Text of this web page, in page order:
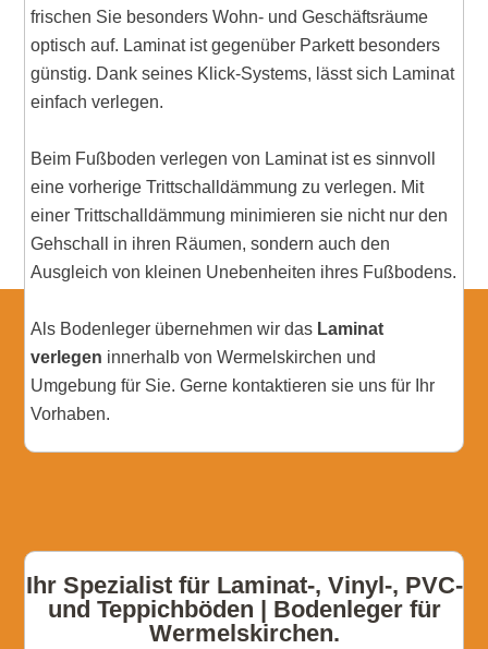
frischen Sie besonders Wohn- und Geschäftsräume
optisch auf. Laminat ist gegenüber Parkett besonders
günstig. Dank seines Klick-Systems, lässt sich Laminat
einfach verlegen.
Beim Fußboden verlegen von Laminat ist es sinnvoll
eine vorherige Trittschalldämmung zu verlegen. Mit
einer Trittschalldämmung minimieren sie nicht nur den
Gehschall in ihren Räumen, sondern auch den
Ausgleich von kleinen Unebenheiten ihres Fußbodens.
Als Bodenleger übernehmen wir das Laminat
verlegen innerhalb von Wermelskirchen und
Umgebung für Sie. Gerne kontaktieren sie uns für Ihr
Vorhaben.
Ihr Spezialist für Laminat-, Vinyl-, PVC-
und Teppichböden | Bodenleger für
Wermelskirchen.